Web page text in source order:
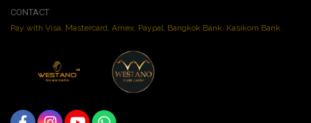
CONTACT
Pay with Visa, Mastercard, Amex. Paypal. Bangkok Bank. Kasikorn Bank.